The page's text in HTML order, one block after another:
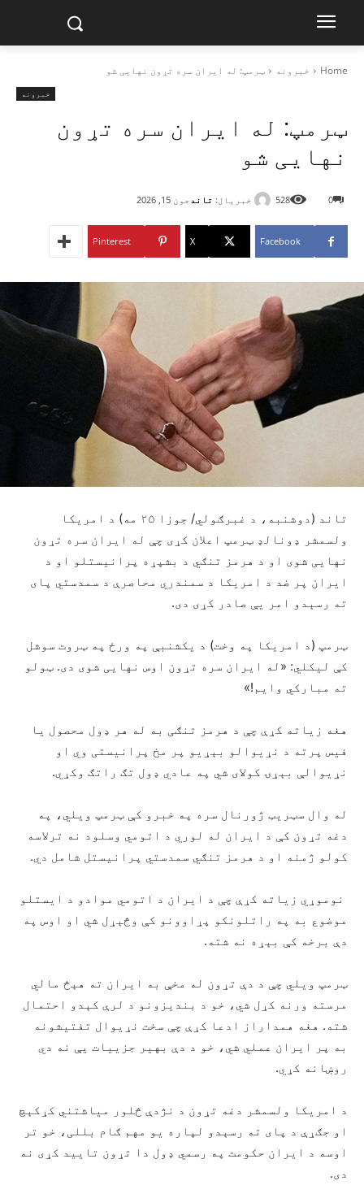
Home خبرونه ټرمپ: له ایران سره تړون نهایی شو
خبرونه
ټرمپ: له ایران سره تړون
نهایی شو
خبریال: تاند جون 15, 2026 0
528
Facebook
X
Pinterest
تاند (دوشنبه، د غبرګولي/ جوزا ۲۵ مه) د امریکا
ولسمشر ډونالډ ټرمپ اعلان کړی چې له ایران سره تړون
نهایی شوی او د هرمز تنګي د بشپړه پرانیستلو او د
ایران پر ضد د امریکا د سمندري محاصرې د سمدستي پای
ته رسېدو امر یې صادر کړی دی.
ټرمپ (د امریکا په وخت) د یکشنبې په ورځ په ټروت سوشل
کې لیکلي: «له ایران سره تړون اوس نهایی شوی دی. ټولو
ته مبارکي وایم!»
هغه زیاته کړې چې د هرمز تنګی به له هر ډول محصول یا
فیس پرته د نړیوالو بېړیو پر مخ پرانیستی وي او
نړیوالې بېړۍ کولای شي په عادي ډول تګ راتګ وکړي.
له وال سټریټ ژورنال سره په خبرو کې ټرمپ ویلي، په
دغه تړون کې د ایران له لوري د اتومي وسلود نه ترلاسه
کولو ژمنه او د هرمز تنګي سمدستي پرانیستل شامل دي.
نوموړي زیاته کړې چې د ایران د اتومي موادو د ایستلو
موضوع به په راتلونکو پړاوونو کې وڅېړل شي او اوس په
دې برخه کې بېړه نه شته.
ټرمپ ویلي چې د دې تړون له مخې به ایران ته هېڅ مالي
مرسته ورنه کړل شي، خو د بندیزونو د لرې کېدو احتمال
شته. هغه همداراز ادعا کړې چې سخت نړیوال تفتیشونه
به پر ایران عملي شي، خو د دې بهیر جزییات یې نه دي
روښانه کړي.
د امریکا ولسمشر دغه تړون د نژدې څلور میاشتني کړکېچ
او جګړې د پای ته رسېدو لپاره یو مهم ګام بللی، خو تر
اوسه د ایران حکومت په رسمي ډول دا تړون تایید کړی نه
دی.